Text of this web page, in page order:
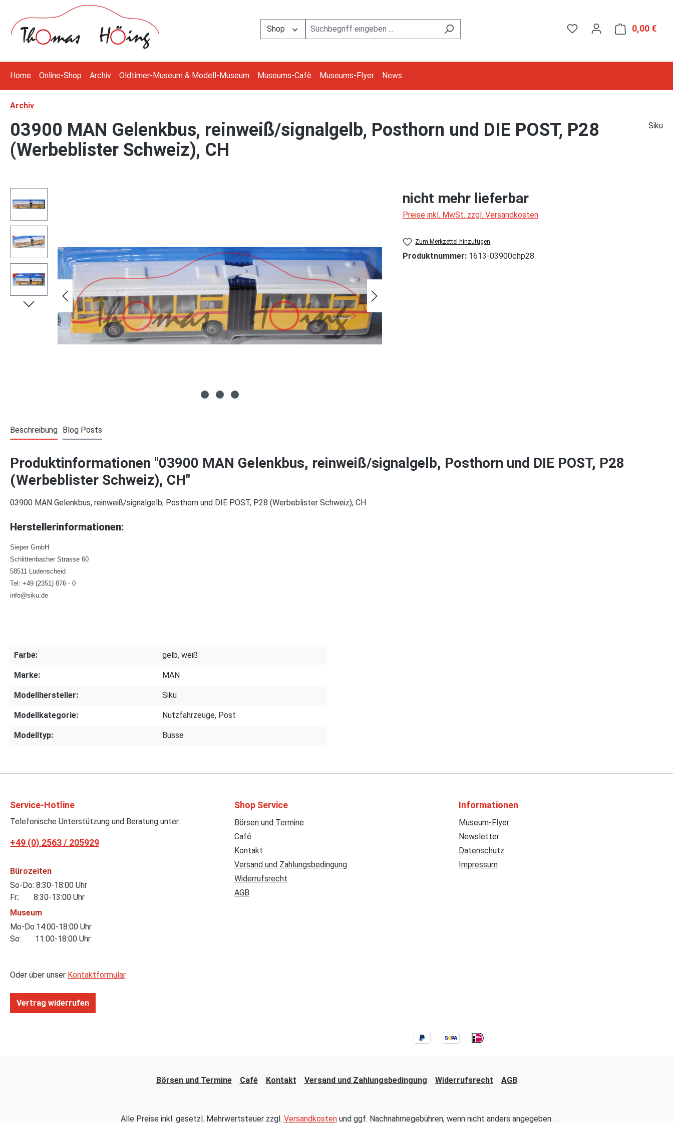
Hauptinhalt springen
Zur Suche springen
Zur Hauptnavigation springen
Shop
0,00 €
Home Online-Shop Archiv Oldtimer-Museum & Modell-Museum Museums-Cafè Museums-Flyer News
Archiv
03900 MAN Gelenkbus, reinweiß/signalgelb, Posthorn und DIE POST, P28
(Werbeblister Schweiz), CH
Siku
nicht mehr lieferbar
Preise inkl. MwSt. zzgl. Versandkosten
Zum Merkzettel hinzufügen
Produktnummer: 1613-03900chp28
Beschreibung Blog Posts
Produktinformationen "03900 MAN Gelenkbus, reinweiß/signalgelb, Posthorn und DIE POST, P28
(Werbeblister Schweiz), CH"
03900 MAN Gelenkbus, reinweiß/signalgelb, Posthorn und DIE POST, P28 (Werbeblister Schweiz), CH
Herstellerinformationen:
Sieper GmbH
Schlittenbacher Strasse 60
58511 Lüdenscheid
Tel: +49 (2351) 876 - 0
info@siku.de
Farbe: gelb, weiß
Marke: MAN
Modellhersteller: Siku
Modellkategorie: Nutzfahrzeuge, Post
Modelltyp: Busse
Service-Hotline
Telefonische Unterstützung und Beratung unter:
+49 (0) 2563 / 205929
Bürozeiten
So-Do: 8:30-18:00 Uhr
Fr.: 8:30-13:00 Uhr
Museum
Mo-Do:14:00-18:00 Uhr
So: 11:00-18:00 Uhr
Oder über unser Kontaktformular.
Vertrag widerrufen
Shop Service
Börsen und Termine
Café
Kontakt
Versand und Zahlungsbedingung
Widerrufsrecht
AGB
Informationen
Museum-Flyer
Newsletter
Datenschutz
Impressum
Börsen und Termine Café Kontakt Versand und Zahlungsbedingung Widerrufsrecht AGB
Alle Preise inkl. gesetzl. Mehrwertsteuer zzgl. Versandkostenund ggf. Nachnahmegebühren, wenn nicht anders angegeben.